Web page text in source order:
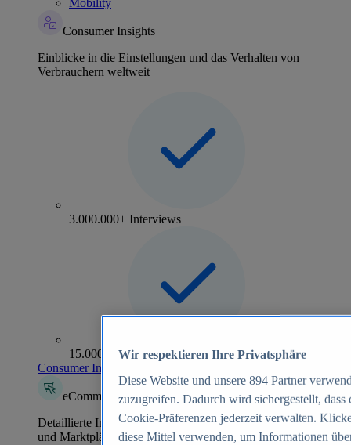
Consumer Insights
Einblicke in die Einstellungen und das Verhalten von
Verbrauchern weltweit
3.000.000+ Interviews
15.000+ Marken
Consumer Insights entdecken
eCommerce Insights
Detaillierte Informationen zu mehr als 39.000 Online-Shops
und Marktplätzen
Wir respektieren Ihre Privatsphäre
Diese Website und unsere 894 Partner
zuzugreifen. Dadurch wird sichergestellt,
Cookie-Präferenzen jederzeit verwalten.
diese Mittel verwenden, um Informationen